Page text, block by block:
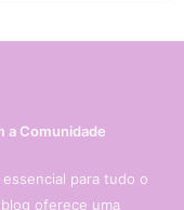
a Comunidade
para tudo o
oferece uma